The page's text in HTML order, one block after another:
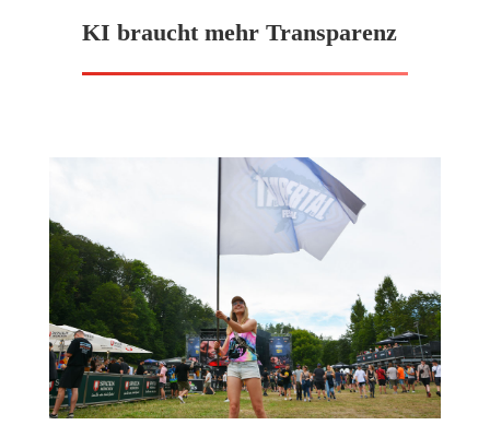
KI braucht mehr Transparenz